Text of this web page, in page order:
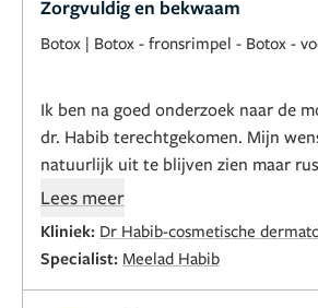
Zorgvuldig en bekwaam
Botox | Botox - fronsrimpel - Botox -
Ik ben na goed onderzoek naar de
dr. Habib terechtgekomen. Mijn
natuurlijk uit te blijven zien maar
meer stralend. We zijn begonnen
intake en gestart met MD codes. Na
behandeling al zo blij met het
58, maar het is echt niet te laat. Ik
Lees meer
Kliniek: Dr Habib-cosmetische
Specialist: Meelad Habib